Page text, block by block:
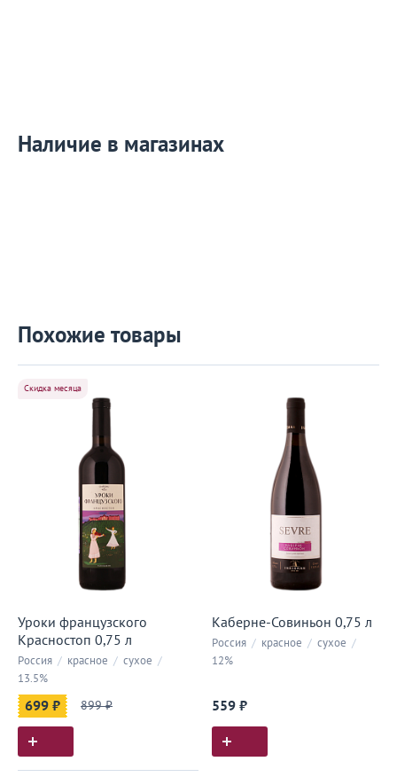
Наличие в магазинах
Похожие товары
Скидка месяца
Уроки французского
Красностоп 0,75 л
Россия / красное / сухое /
13.5%
699 ₽ 899 ₽
Каберне-Совиньон 0,75 л
Россия / красное / сухое /
12%
559 ₽